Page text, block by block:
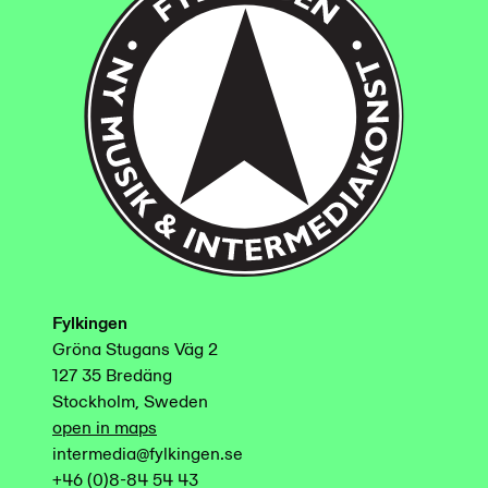
Fylkingen
Gröna Stugans Väg 2
127 35 Bredäng
Stockholm, Sweden
open in maps
intermedia@fylkingen.se
+46 (0)8-84 54 43